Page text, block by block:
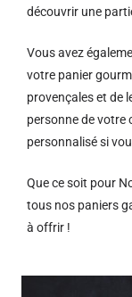
découvrir une
Vous avez
votre panier
provençales et de
personne de votre
personnalisé si
Que ce soit pour
tous nos paniers
à offrir !